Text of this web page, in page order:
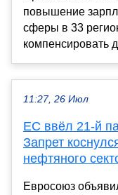
повышение
сферы в 33
компенсировать
11:27, 26 Июл
ЕС ввёл 21-й
Запрет
нефтяного
Евросоюз